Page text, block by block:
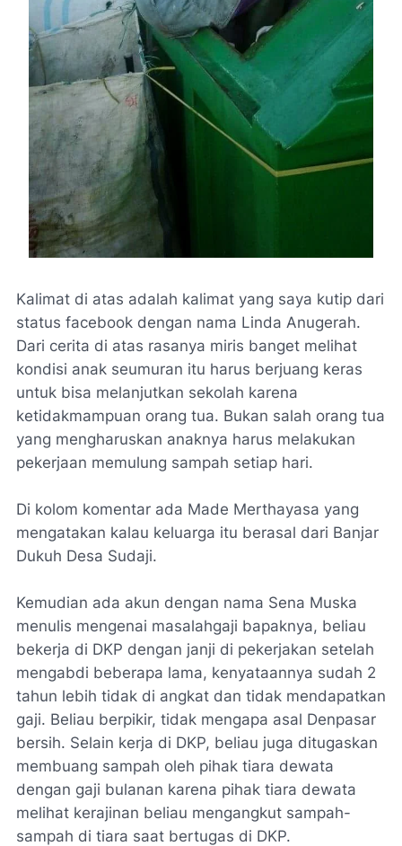
Kalimat di atas adalah kalimat yang saya kutip dari
status facebook dengan nama Linda Anugerah.
Dari cerita di atas rasanya miris banget melihat
kondisi anak seumuran itu harus berjuang keras
untuk bisa melanjutkan sekolah karena
ketidakmampuan orang tua. Bukan salah orang tua
yang mengharuskan anaknya harus melakukan
pekerjaan memulung sampah setiap hari.
Di kolom komentar ada Made Merthayasa yang
mengatakan kalau keluarga itu berasal dari Banjar
Dukuh Desa Sudaji.
Kemudian ada akun dengan nama Sena Muska
menulis mengenai masalahgaji bapaknya, beliau
bekerja di DKP dengan janji di pekerjakan setelah
mengabdi beberapa lama, kenyataannya sudah 2
tahun lebih tidak di angkat dan tidak mendapatkan
gaji. Beliau berpikir, tidak mengapa asal Denpasar
bersih. Selain kerja di DKP, beliau juga ditugaskan
membuang sampah oleh pihak tiara dewata
dengan gaji bulanan karena pihak tiara dewata
melihat kerajinan beliau mengangkut sampah-
sampah di tiara saat bertugas di DKP.